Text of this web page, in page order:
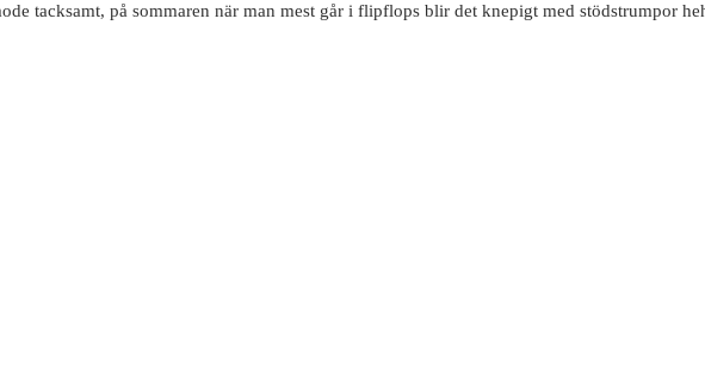
tacksamt, på sommaren när man mest går i flipflops blir det knepigt med stödstrumpor